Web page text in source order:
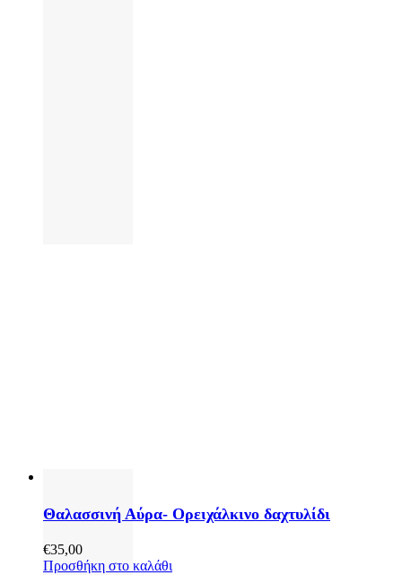
Θαλασσινή Αύρα- Ορειχάλκινο δαχτυλίδι
€35,00
Προσθήκη στο καλάθι